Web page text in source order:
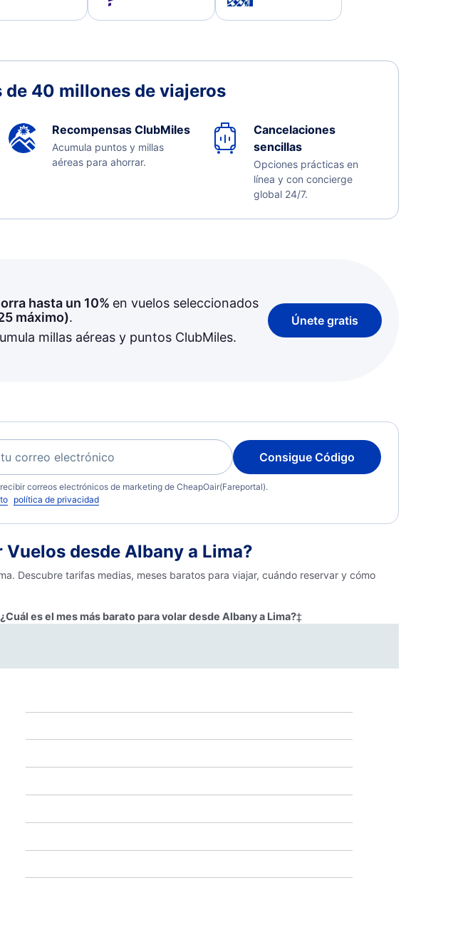
de 40 millones de viajeros
Recompensas ClubMiles
Acumula puntos y millas
aéreas para ahorrar.
Cancelaciones
sencillas
Opciones prácticas en
línea y con concierge
global 24/7.
hasta un 10% en vuelos seleccionados
máximo).
millas aéreas y puntos ClubMiles.
Únete gratis
Consigue Código
correos electrónicos de marketing de CheapOair(Fareportal).
política de privacidad
desde Albany a Lima?
Descubre tarifas medias, meses baratos para viajar, cuándo reservar y cómo
¿Cuál es el mes más barato para volar desde Albany a Lima?‡